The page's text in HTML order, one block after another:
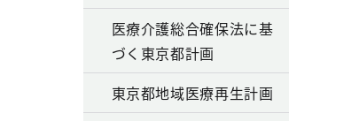
医療介護総合確保法に基
づく東京都計画
東京都地域医療再生計画